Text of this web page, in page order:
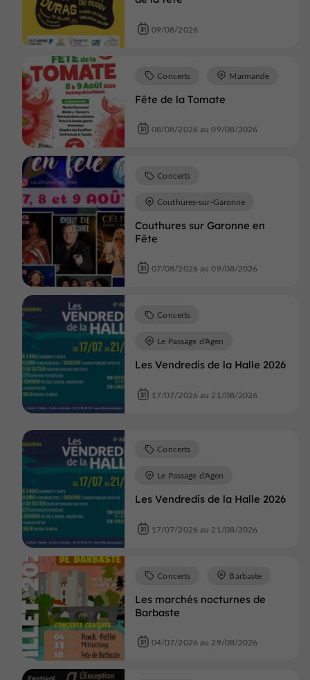
09/08/2026
Fête de la Tomate
Concerts Marmande
08/08/2026 au 09/08/2026
Couthures sur Garonne en
Fête
Concerts
Couthures-sur-Garonne
07/08/2026 au 09/08/2026
Les Vendredis de la Halle 2026
Concerts
Le Passage d'Agen
17/07/2026 au 21/08/2026
Les Vendredis de la Halle 2026
Concerts
Le Passage d'Agen
17/07/2026 au 21/08/2026
Les marchés nocturnes de
Barbaste
Concerts Barbaste
04/07/2026 au 29/08/2026